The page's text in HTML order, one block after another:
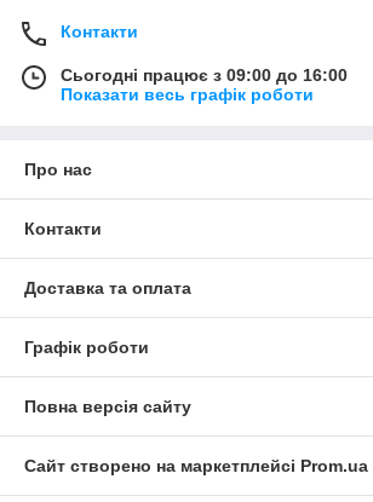
Контакти
Сьогодні працює з 09:00 до 16:00
Показати весь графік роботи
Про нас
Контакти
Доставка та оплата
Графік роботи
Повна версія сайту
Сайт створено на маркетплейсі Prom.ua